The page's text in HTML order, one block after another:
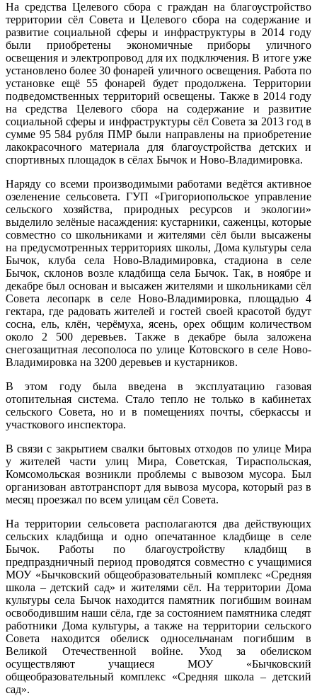
На средства Целевого сбора с граждан на благоустройство
территории сёл Совета и Целевого сбора на содержание и
развитие социальной сферы и инфраструктуры в 2014 году
были приобретены экономичные приборы уличного
освещения и электропровод для их подключения. В итоге уже
установлено более 30 фонарей уличного освещения. Работа по
установке ещё 55 фонарей будет продолжена. Территории
подведомственных территорий освещены. Также в 2014 году
на средства Целевого сбора на содержание и развитие
социальной сферы и инфраструктуры сёл Совета за 2013 год в
сумме 95 584 рубля ПМР были направлены на приобретение
лакокрасочного материала для благоустройства детских и
спортивных площадок в сёлах Бычок и Ново-Владимировка.
Наряду со всеми производимыми работами ведётся активное
озеленение сельсовета. ГУП «Григориопольское управление
сельского хозяйства, природных ресурсов и экологии»
выделило зелёные насаждения: кустарники, саженцы, которые
совместно со школьниками и жителями сёл были высажены
на предусмотренных территориях школы, Дома культуры села
Бычок, клуба села Ново-Владимировка, стадиона в селе
Бычок, склонов возле кладбища села Бычок. Так, в ноябре и
декабре был основан и высажен жителями и школьниками сёл
Совета лесопарк в селе Ново-Владимировка, площадью 4
гектара, где радовать жителей и гостей своей красотой будут
сосна, ель, клён, черёмуха, ясень, орех общим количеством
около 2 500 деревьев. Также в декабре была заложена
снегозащитная лесополоса по улице Котовского в селе Ново-
Владимировка на 3200 деревьев и кустарников.
В этом году была введена в эксплуатацию газовая
отопительная система. Стало тепло не только в кабинетах
сельского Совета, но и в помещениях почты, сберкассы и
участкового инспектора.
В связи с закрытием свалки бытовых отходов по улице Мира
у жителей части улиц Мира, Советская, Тираспольская,
Комсомольская возникли проблемы с вывозом мусора. Был
организован автотранспорт для вывоза мусора, который раз в
месяц проезжал по всем улицам сёл Совета.
На территории сельсовета располагаются два действующих
сельских кладбища и одно опечатанное кладбище в селе
Бычок. Работы по благоустройству кладбищ в
предпраздничный период проводятся совместно с учащимися
МОУ «Бычковский общеобразовательный комплекс «Средняя
школа – детский сад» и жителями сёл. На территории Дома
культуры села Бычок находится памятник погибшим воинам
освободившим наши сёла, где за состоянием памятника следят
работники Дома культуры, а также на территории сельского
Совета находится обелиск односельчанам погибшим в
Великой Отечественной войне. Уход за обелиском
осуществляют учащиеся МОУ «Бычковский
общеобразовательный комплекс «Средняя школа – детский
сад».